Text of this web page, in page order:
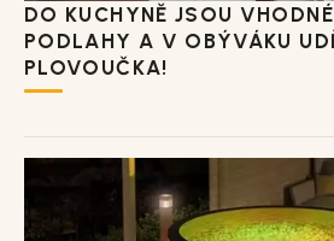
DO KUCHYNĚ JSOU
PODLAHY A V OBÝVÁKU
PLOVOUČKA!